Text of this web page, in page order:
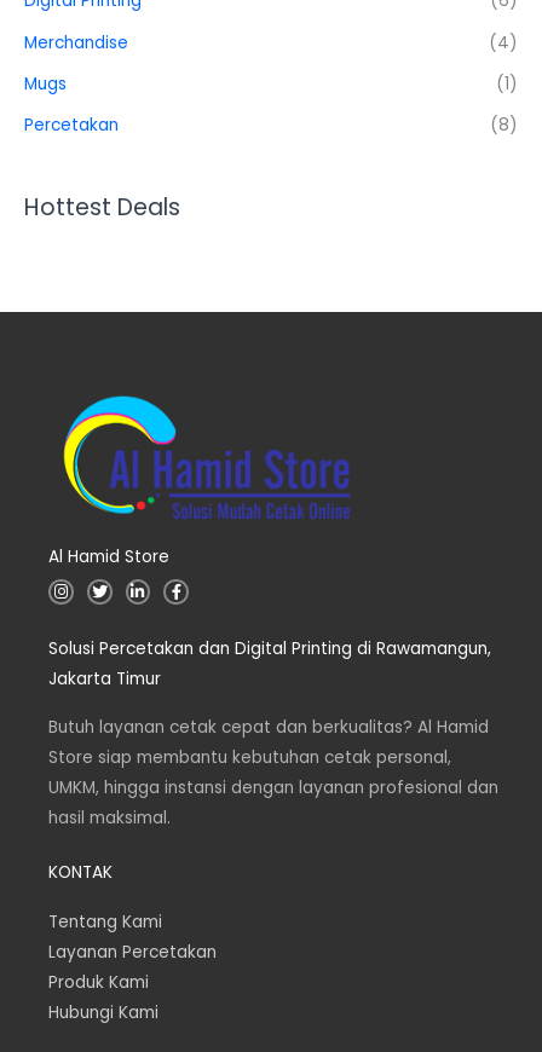
Merchandise
(4)
Mugs
(1)
Percetakan
(8)
Hottest Deals
Al Hamid Store
I
n
a
r
T
w
t
r
L
i
e
i
F
a
b
Solusi Percetakan dan Digital Printing di Rawamangun,
Jakarta Timur
Butuh layanan cetak cepat dan berkualitas? Al Hamid
Store siap membantu kebutuhan cetak personal,
UMKM, hingga instansi dengan layanan profesional dan
hasil maksimal.
KONTAK
Tentang Kami
Layanan Percetakan
Produk Kami
Hubungi Kami